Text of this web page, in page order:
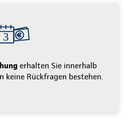
erhalten Sie innerhalb
keine Rückfragen bestehen.